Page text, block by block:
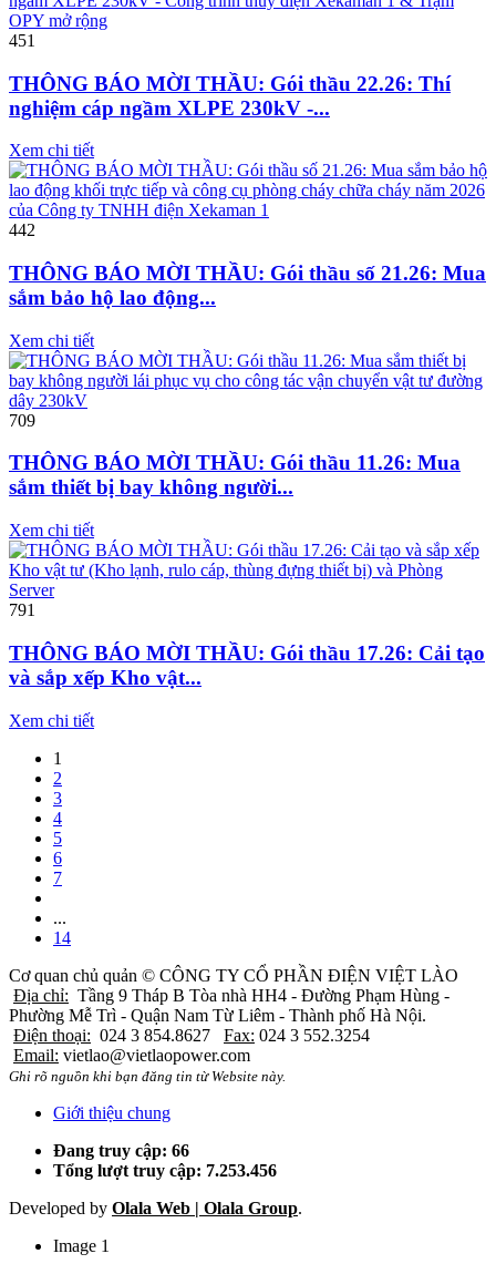
451
THÔNG BÁO MỜI THẦU: Gói thầu 22.26: Thí
nghiệm cáp ngầm XLPE 230kV -...
Xem chi tiết
442
THÔNG BÁO MỜI THẦU: Gói thầu số 21.26: Mua
sắm bảo hộ lao động...
Xem chi tiết
709
THÔNG BÁO MỜI THẦU: Gói thầu 11.26: Mua
sắm thiết bị bay không người...
Xem chi tiết
791
THÔNG BÁO MỜI THẦU: Gói thầu 17.26: Cải tạo
và sắp xếp Kho vật...
Xem chi tiết
1
2
3
4
5
6
7
...
14
Cơ quan chủ quản © CÔNG TY CỔ PHẦN ĐIỆN VIỆT LÀO
Địa chỉ: Tầng 9 Tháp B Tòa nhà HH4 - Đường Phạm Hùng -
Phường Mễ Trì - Quận Nam Từ Liêm - Thành phố Hà Nội.
Điện thoại: 024 3 854.8627 Fax: 024 3 552.3254
Email: vietlao@vietlaopower.com
Ghi rõ nguồn khi bạn đăng tin từ Website này.
Giới thiệu chung
Đang truy cập: 66
Tổng lượt truy cập: 7.253.456
Developed by Olala Web | Olala Group.
Image 1